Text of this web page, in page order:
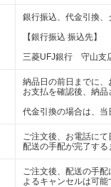
銀行振込、代金引換、
【銀行振込 振込先】
三菱UFJ銀行 守山支
納品日の前日までに、
お支払を確認後、納品
代金引換の場合は、当
ご注文後、お電話にて
配送の手配が完了する
ご注文後、配送の手
よるキャンセルは可能